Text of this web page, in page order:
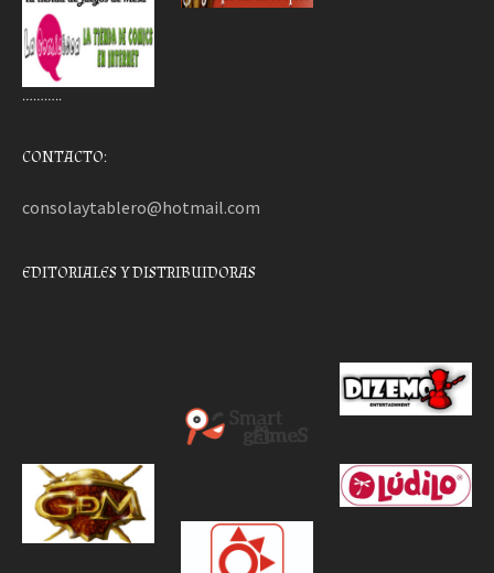
………..
CONTACTO:
consolaytablero@hotmail.com
EDITORIALES Y DISTRIBUIDORAS